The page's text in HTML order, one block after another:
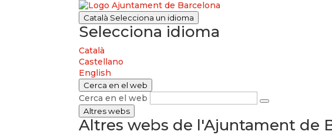
Català Selecciona un idioma
Selecciona idioma
Català
Castellano
English
Cerca en el web
Cerca en el web
Altres webs
Altres webs de l'Ajuntament de